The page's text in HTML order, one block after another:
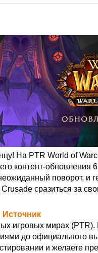
На PTR World of
контент-обновления
поворот, и
сразиться за
Источник
игровых мирах (PTR).
до официального
и желаете